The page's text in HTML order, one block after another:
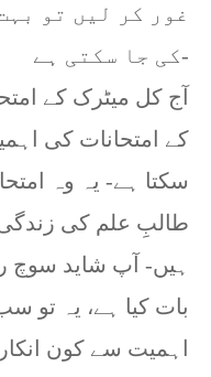
غور کر لیں تو
کی جا سکتی ہے-
آج کل میٹرک کے
کے امتحانات کی
سکتا ہے- یہ وہ
طالبِ علم کی زندگی
ہیں- آپ شاید سوچ
بات کیا ہے، یہ تو
اہمیت سے کون